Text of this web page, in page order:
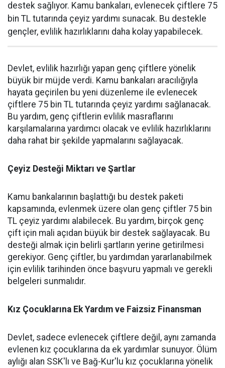
destek sağlıyor. Kamu bankaları, evlenecek çiftlere 75
bin TL tutarında çeyiz yardımı sunacak. Bu destekle
gençler, evlilik hazırlıklarını daha kolay yapabilecek.
Devlet, evlilik hazırlığı yapan genç çiftlere yönelik
büyük bir müjde verdi. Kamu bankaları aracılığıyla
hayata geçirilen bu yeni düzenleme ile evlenecek
çiftlere 75 bin TL tutarında çeyiz yardımı sağlanacak.
Bu yardım, genç çiftlerin evlilik masraflarını
karşılamalarına yardımcı olacak ve evlilik hazırlıklarını
daha rahat bir şekilde yapmalarını sağlayacak.
Çeyiz Desteği Miktarı ve Şartlar
Kamu bankalarının başlattığı bu destek paketi
kapsamında, evlenmek üzere olan genç çiftler 75 bin
TL çeyiz yardımı alabilecek. Bu yardım, birçok genç
çift için mali açıdan büyük bir destek sağlayacak. Bu
desteği almak için belirli şartların yerine getirilmesi
gerekiyor. Genç çiftler, bu yardımdan yararlanabilmek
için evlilik tarihinden önce başvuru yapmalı ve gerekli
belgeleri sunmalıdır.
Kız Çocuklarına Ek Yardım ve Faizsiz Finansman
Devlet, sadece evlenecek çiftlere değil, aynı zamanda
evlenen kız çocuklarına da ek yardımlar sunuyor. Ölüm
aylığı alan SSK'lı ve Bağ-Kur'lu kız çocuklarına yönelik